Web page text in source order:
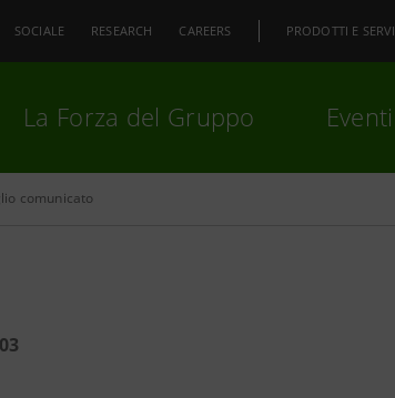
SOCIALE RESEARCH CAREERS PRODOTTI E
La Forza del Gruppo
comunicato